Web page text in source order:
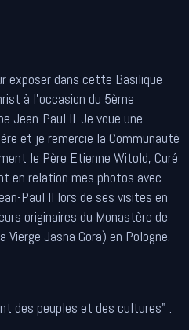
exposer dans cette Basilique
à l'occasion du 5ème
Jean-Paul II. Je voue une
et je remercie la Communauté
le Père Etienne Witold, Curé
en relation mes photos avec
Paul II lors de ses visites en
originaires du Monastère de
Jasna Gora) en Pologne.
des peuples et des cultures" :